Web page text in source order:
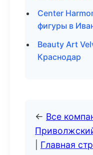
Center
фигуры в
Beauty Art
Краснодар
← Все
Главная